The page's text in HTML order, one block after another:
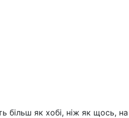
більш як хобі, ніж як щось, на